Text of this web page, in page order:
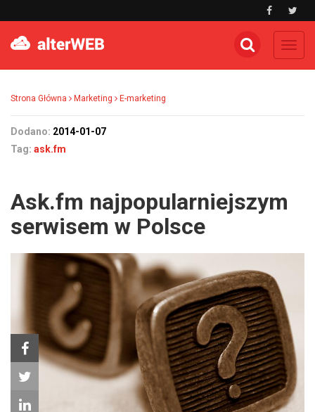
Strona Główna Marketing E-marketing
Dodano: 2014-01-07
Tag: ask.fm
Ask.fm najpopularniejszym
serwisem w Polsce